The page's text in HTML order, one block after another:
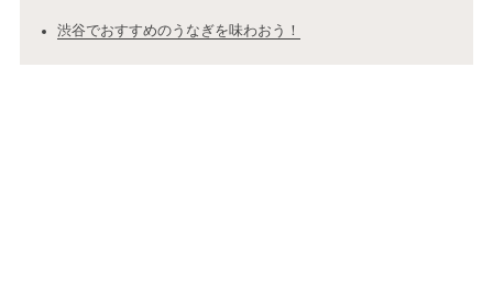
渋谷でおすすめのうなぎを味わおう！